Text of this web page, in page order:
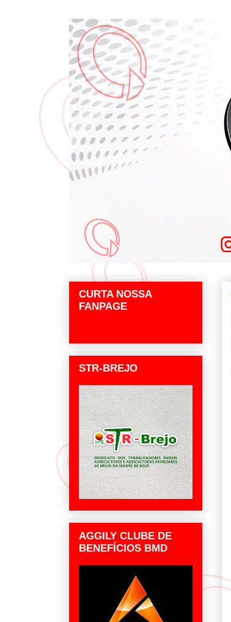
CURTA NOSSA
FANPAGE
STR-BREJO
AGGILY CLUBE DE
BENEFÍCIOS BMD